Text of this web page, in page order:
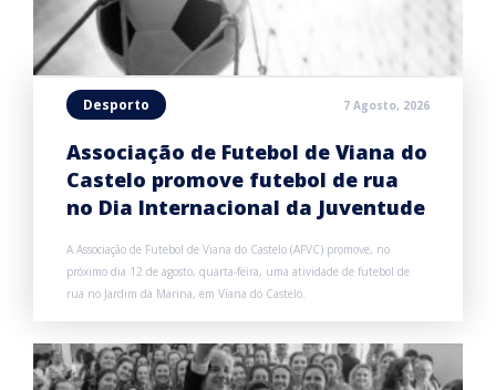
Desporto 7 Agosto, 2026
Associação de Futebol de Viana do
Castelo promove futebol de rua
no Dia Internacional da Juventude
A Associação de Futebol de Viana do Castelo (AFVC) promove, no
próximo dia 12 de agosto, quarta-feira, uma atividade de futebol de
rua no Jardim da Marina, em Viana do Castelo.